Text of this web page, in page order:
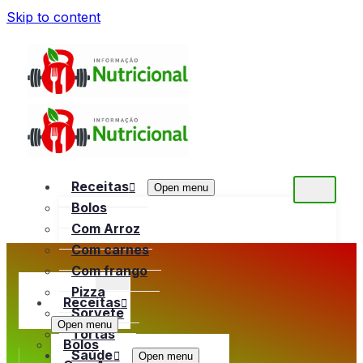
Skip to content
Receitas Open menu
Bolos
Com Arroz
Com carnes
Com frango
Pizza
Sorvete
Tortas
Saúde
Open menu
Receitas
Open menu
Bolos